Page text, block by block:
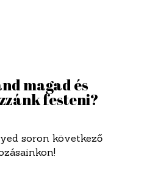
magad és
festeni?
soron következő